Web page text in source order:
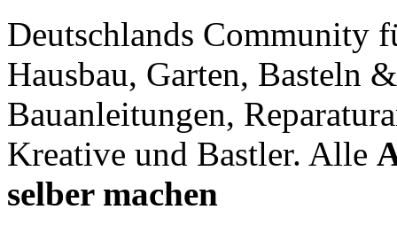
Deutschlands Community
Hausbau, Garten, Basteln
Bauanleitungen,
Kreative und Bastler. Alle
selber machen